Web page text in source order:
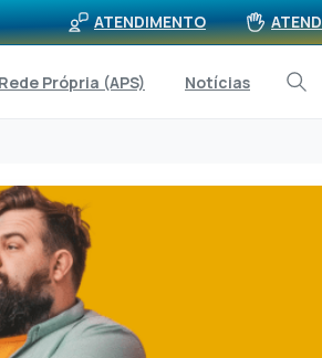
ATENDIMENTO
Rede Própria (APS) Notícias